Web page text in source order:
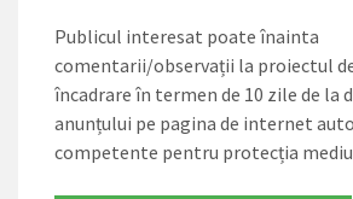
Publicul interesat poate înainta
comentarii/observații la proiectul
încadrare în termen de 10 zile de la
anunțului pe pagina de internet
competente pentru protecția